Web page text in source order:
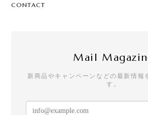
CONTACT
Mail
新商品やキャンペーンなどの最新情報
す。